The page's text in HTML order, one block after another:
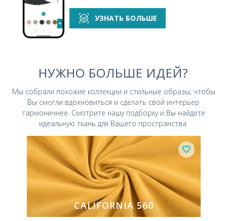
УЗНАТЬ БОЛЬШЕ
НУЖНО БОЛЬШЕ ИДЕЙ?
Мы собрали похожие коллекции и стильные образы, чтобы
Вы смогли вдохновиться и сделать свой интерьер
гармоничнее. Смотрите нашу подборку и Вы найдёте
идеальную ткань для Вашего пространства.
CALIFORNIA 560